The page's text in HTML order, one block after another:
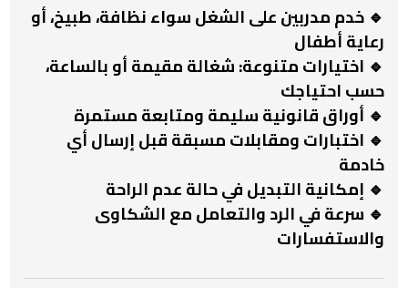
🔹 خدم مدربين على الشغل سواء نظافة، طبيخ، أو
رعاية أطفال
🔹 اختيارات متنوعة: شغالة مقيمة أو بالساعة،
حسب احتياجك
🔹 أوراق قانونية سليمة ومتابعة مستمرة
🔹 اختبارات ومقابلات مسبقة قبل إرسال أي
خادمة
🔹 إمكانية التبديل في حالة عدم الراحة
🔹 سرعة في الرد والتعامل مع الشكاوى
والاستفسارات